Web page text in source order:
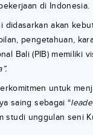
di Indonesia.
didasarkan akan
pengetahuan,
Bali (PIB) memiliki
untuk
saing sebagai “
unggulan seni